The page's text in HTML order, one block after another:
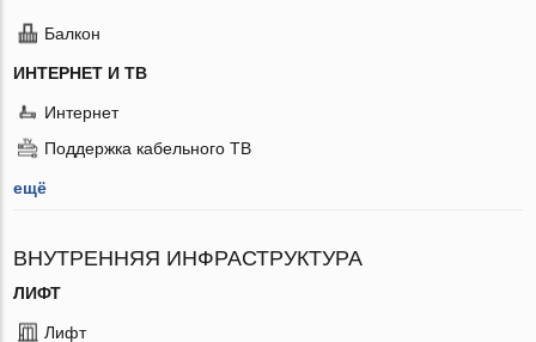
Балкон
ИНТЕРНЕТ И ТВ
Интернет
Поддержка кабельного ТВ
ещё
ВНУТРЕННЯЯ ИНФРАСТРУКТУРА
ЛИФТ
Лифт